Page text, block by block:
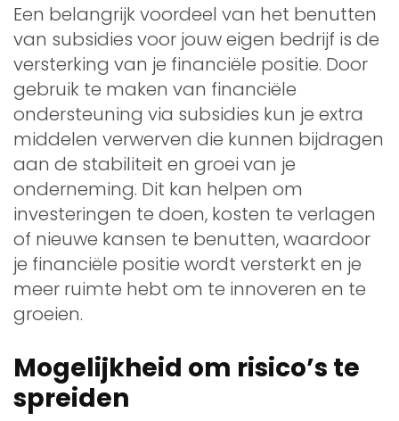
Een belangrijk voordeel van het benutten
van subsidies voor jouw eigen bedrijf is de
versterking van je financiële positie. Door
gebruik te maken van financiële
ondersteuning via subsidies kun je extra
middelen verwerven die kunnen bijdragen
aan de stabiliteit en groei van je
onderneming. Dit kan helpen om
investeringen te doen, kosten te verlagen
of nieuwe kansen te benutten, waardoor
je financiële positie wordt versterkt en je
meer ruimte hebt om te innoveren en te
groeien.
Mogelijkheid om risico’s te
spreiden